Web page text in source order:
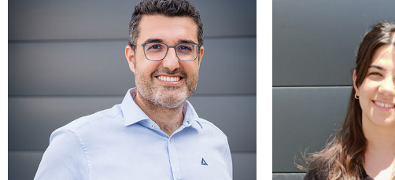
Con experiencia internacional
coordinando la ejecución de
diferentes proyectos residenciales y
comerciales. Le apasiona practicar
deportes ya que le ayudan a estar
Cuenta con
de la
pública como
una